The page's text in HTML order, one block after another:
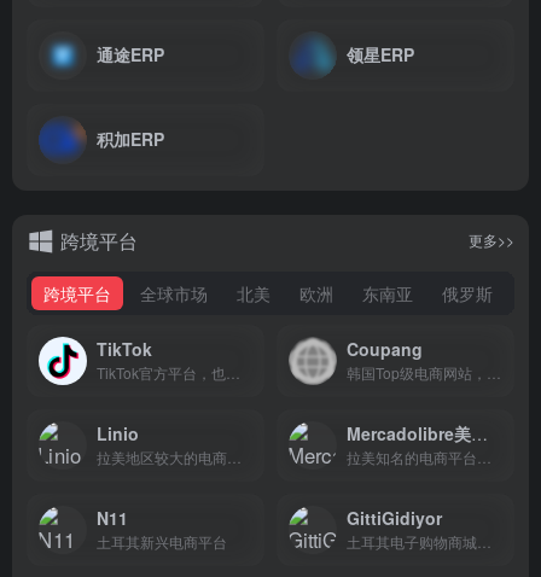
通途ERP 领星ERP
积加ERP
跨境平台
跨境平台 全球市场 北美 欧洲 东南亚 俄罗斯
更多>>
TikTok
TikTok官方平台，也就是海外版抖音！
Coupang
韩国Top级电商网站，品类繁多，截止2018年，该网站的注册会员数超过了2500万。
Linio
拉美地区较大的电商平台
Mercadolibre美客多
拉美知名的电商平台，市场份额高于eBay和亚马逊
N11
土耳其新兴电商平台
GittiGidiyor
土耳其电子购物商城，eBay旗下